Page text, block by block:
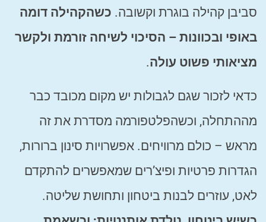
סביבן קהילה בוגרת וקשובה. כשהקהילה דומה
באופי ובכוונות – הסיכוי לשיחה זורמת ולקשר
מציאותי פשוט עולה.
כדאי לזכור שגם לגבולות יש מקום מכובד כבר
מההתחלה, וכשהפלטפורמה מסדרת את זה
מראש – כולם מרוויחים. אפשרויות סינון ברורות,
הגדרות פרטיות ופיצ’רים שמאפשרים להתקדם
לאט, עוזרים לבנות ביטחון ותחושת שליטה.